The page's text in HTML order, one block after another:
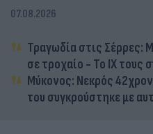
07.08.2026
Τραγωδία στις Σέρρες:
σε τροχαίο - Το ΙΧ τους
Μύκονος: Νεκρός
του συγκρούστηκε με